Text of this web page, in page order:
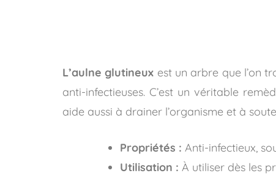
L’aulne glutineux est un arbre que l’on
anti-infectieuses. C’est un véritable
aide aussi à drainer l’organisme et à
Propriétés : Anti-infectieux,
Utilisation : À utiliser dès les